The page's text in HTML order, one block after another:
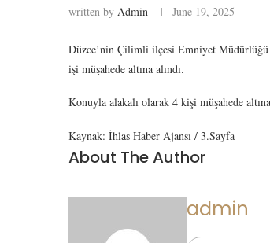
written by Admin June 19, 2025
Düzce’nin Çilimli ilçesi Emniyet Müdürlüğü
işi müşahede altına alındı.
Konuyla alakalı olarak 4 kişi müşahede
Kaynak: İhlas Haber Ajansı / 3.Sayfa
About The Author
admin